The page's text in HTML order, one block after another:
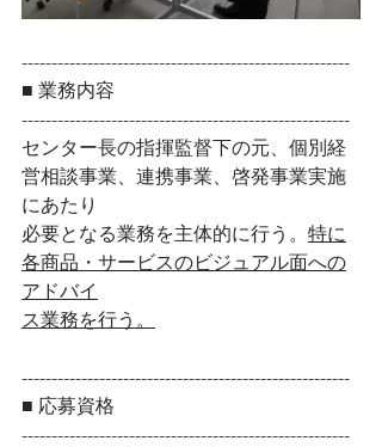
-------------------------------------------------------
■ 業務内容
-------------------------------------------------------
センター長の指揮監督下の元、個別経
営相談事業、連携事業、啓発事業実施
にあたり
必要となる業務を主体的に行う。 特に
各商品・サービスのビジュアル面への
アドバイ
ス業務を行う。
-------------------------------------------------------
■ 応募資格
-------------------------------------------------------